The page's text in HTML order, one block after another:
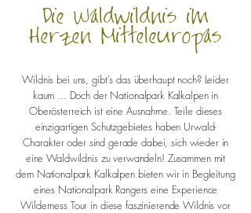
Die Waldwildnis im
Herzen Mitteleuropas
Wildnis bei uns, gibt's das überhaupt noch? Leider
kaum ... Doch der Nationalpark Kalkalpen in
Oberösterreich ist eine Ausnahme. Teile dieses
einzigartigen Schutzgebietes haben Urwald-
Charakter oder sind gerade dabei, sich wieder in
eine Waldwildnis zu verwandeln! Zusammen mit
dem Nationalpark Kalkalpen bieten wir in Begleitung
eines Nationalpark Rangers eine Experience
Wilderness Tour in diese faszinierende Wildnis vor